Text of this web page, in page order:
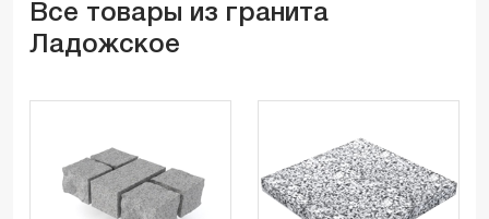
Все товары из гранита
Ладожское